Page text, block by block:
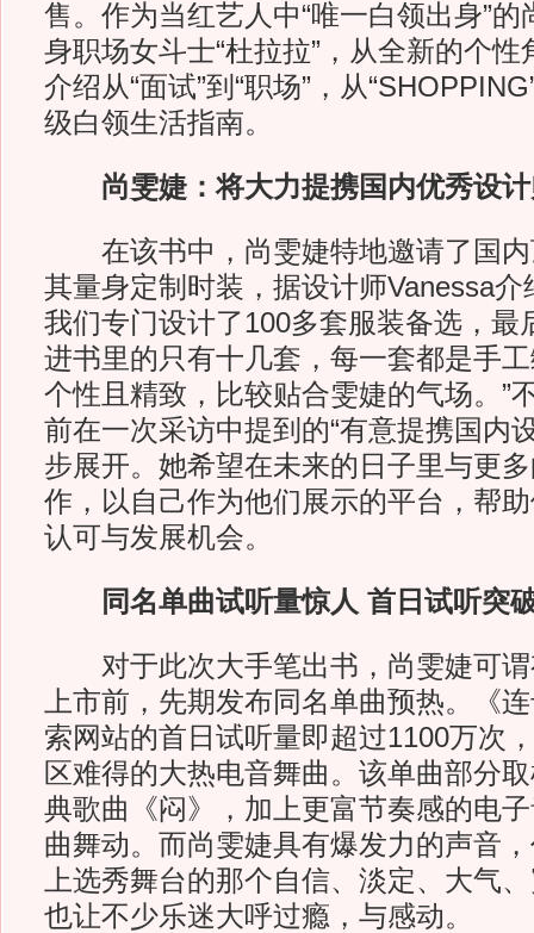
售。作为当红艺人中“唯一白领出身”
身职场女斗士“杜拉拉”，从全新的个
介绍从“面试”到“职场”，从
级白领生活指南。
尚雯婕：将大力提携国内优秀设
在该书中，尚雯婕特地邀请了国内
其量身定制时装，据设计师Vanessa介
我们专门设计了100多套服装备选，最
进书里的只有十几套，每一套都是手
个性且精致，比较贴合雯婕的气场。”
前在一次采访中提到的“有意提携国内
步展开。她希望在未来的日子里与更
作，以自己作为他们展示的平台，帮
认可与发展机会。
同名单曲试听量惊人 首日试听突
对于此次大手笔出书，尚雯婕可谓
上市前，先期发布同名单曲预热。《
索网站的首日试听量即超过1100万次
区难得的大热电音舞曲。该单曲部分
典歌曲《闷》，加上更富节奏感的电
曲舞动。而尚雯婕具有爆发力的声音
上选秀舞台的那个自信、淡定、大气
也让不少乐迷大呼过瘾，与感动。